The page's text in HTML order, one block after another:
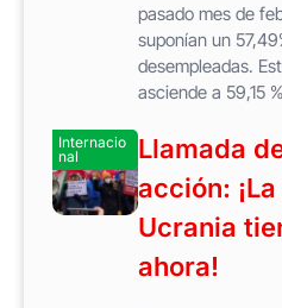
pasado mes de
suponían un
desempleadas.
asciende a 59,15
Internacio
nal
Llamada
acción:
Ucrania
ahora!